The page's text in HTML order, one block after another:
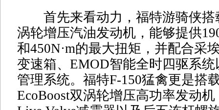
首先来看动力，福特游骑侠搭
涡轮增压汽油发动机，能够提供
和450N·m的最大扭矩，并配合采
变速箱、EMOD智能全时四驱系
管理系统。福特F-150猛禽更是搭
EcoBoost双涡轮增压高功率发动